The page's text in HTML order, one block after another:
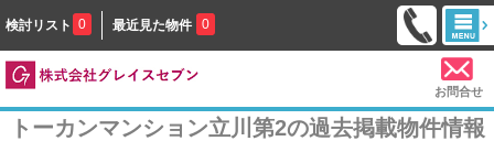
検討リスト 0 最近見た物件 0
お問合せ
トーカンマンション立川第2の過去掲載物件情報